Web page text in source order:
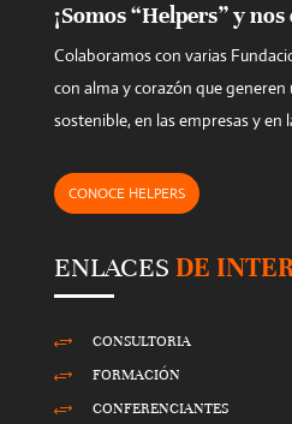
¡Somos “Helpers” y
Colaboramos con varias
con alma y corazón que generen
sostenible, en las empresas y en
CONOCE HELPERS
ENLACES DE
+ CONSULTORIA
+ FORMACIÓN
+ CONFERENCIANTES